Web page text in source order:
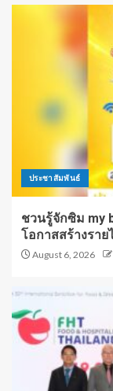
ประชาสัมพันธ์
ชวนรู้จักซิม my
โอกาสสร้างราย
August 6, 2026